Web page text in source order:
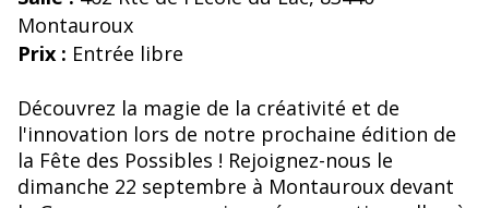
Montauroux
Prix : Entrée libre
Découvrez la magie de la créativité et de
l'innovation lors de notre prochaine édition de
la Fête des Possibles ! Rejoignez-nous le
dimanche 22 septembre à Montauroux devant